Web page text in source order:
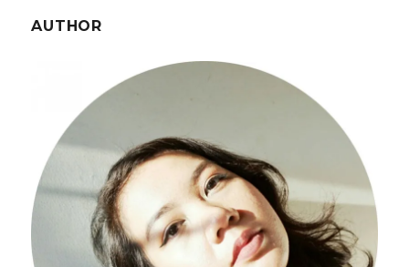
AUTHOR